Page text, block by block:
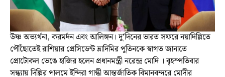
উষ্ণ অভ্যর্থনা, করমর্দন এবং আলিঙ্গন। দু’দিনের ভারত সফরে নয়াদিল্লিতে
পৌঁছোতেই রাশিয়ার প্রেসিডেন্ট ভ্লাদিমির পুতিনকে স্বাগত জানাতে
প্রোটোকল ভেঙে হাজির হলেন প্রধানমন্ত্রী নরেন্দ্র মোদি । বৃহস্পতিবার
সন্ধ্যায় দিল্লির পালমে ইন্দিরা গান্ধী আন্তর্জাতিক বিমানবন্দরে মোদীর